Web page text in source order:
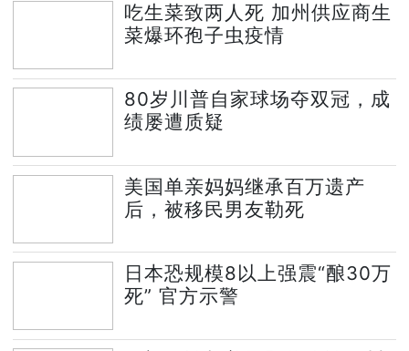
吃生菜致两人死 加州供应商生
菜爆环孢子虫疫情
80岁川普自家球场夺双冠，成
绩屡遭质疑
美国单亲妈妈继承百万遗产
后，被移民男友勒死
日本恐规模8以上强震“酿30万
死” 官方示警